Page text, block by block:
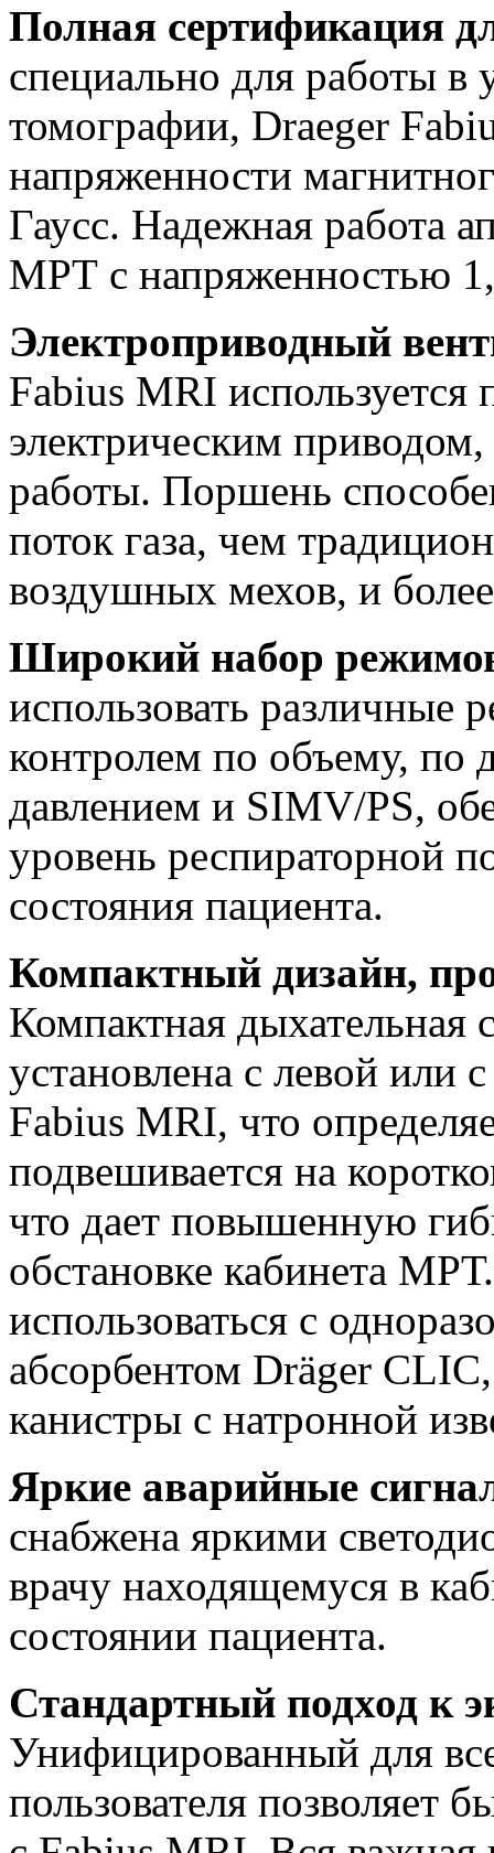
Полная сертификация
специально для работы в
томографии, Draeger
напряженности
Гаусс. Надежная работа
МРТ с напряженностью
Электроприводный
Fabius MRI используется
электрическим приводом,
работы. Поршень
поток газа, чем
воздушных мехов, и
Широкий набор
использовать различные
контролем по объему, по
давлением и SIMV/PS,
уровень респираторной
состояния пациента.
Компактный дизайн,
Компактная дыхательная
установлена с левой или
Fabius MRI, что
подвешивается на
что дает повышенную
обстановке кабинета
использоваться с
абсорбентом Dräger
канистры с натронной
Яркие аварийные
снабжена яркими
врачу находящемуся в
состоянии пациента.
Стандартный подход к
Унифицированный для
пользователя позволяет